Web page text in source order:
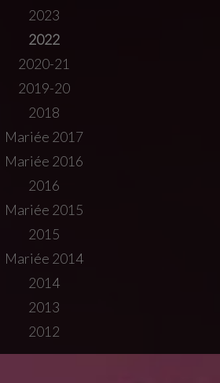
2023
2022
2020-21
2019-20
2018
Mariée 2017
Mariée 2016
2016
Mariée 2015
2015
Mariée 2014
2014
2013
2012